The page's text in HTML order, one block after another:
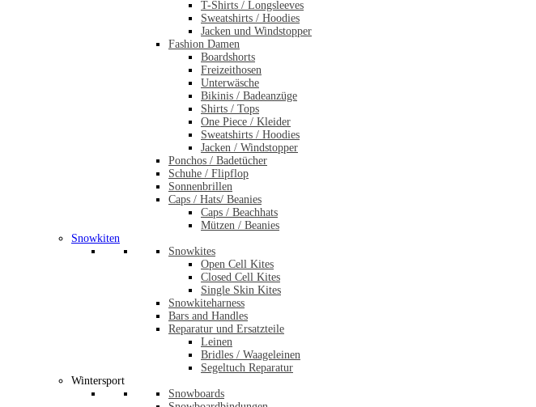
T-Shirts / Longsleeves
Sweatshirts / Hoodies
Jacken und Windstopper
Fashion Damen
Boardshorts
Freizeithosen
Unterwäsche
Bikinis / Badeanzüge
Shirts / Tops
One Piece / Kleider
Sweatshirts / Hoodies
Jacken / Windstopper
Ponchos / Badetücher
Schuhe / Flipflop
Sonnenbrillen
Caps / Hats/ Beanies
Caps / Beachhats
Mützen / Beanies
Snowkiten
Snowkites
Open Cell Kites
Closed Cell Kites
Single Skin Kites
Snowkiteharness
Bars and Handles
Reparatur und Ersatzteile
Leinen
Bridles / Waageleinen
Segeltuch Reparatur
Wintersport
Snowboards